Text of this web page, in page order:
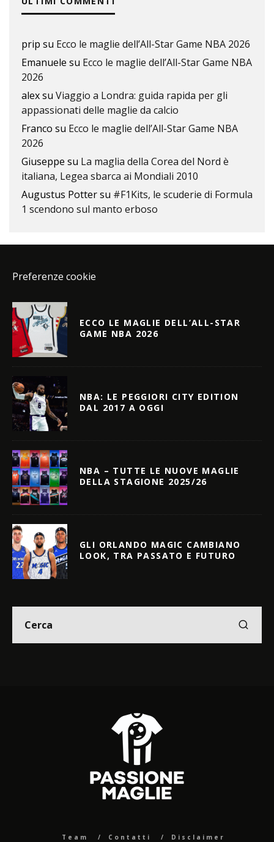
prip su Ecco le maglie dell’All-Star Game NBA 2026
Emanuele su Ecco le maglie dell’All-Star Game NBA
2026
alexsu Viaggio a Londra: guida rapida per gli
appassionati delle maglie da calcio
Franco su Ecco le maglie dell’All-Star Game NBA
2026
Giuseppe su La maglia della Corea del Nord è
italiana, Legea sbarca ai Mondiali 2010
Augustus Pottersu #F1Kits, le scuderie di Formula
1 scendono sul manto erboso
Preferenze cookie
ECCO LE MAGLIE DELL’ALL-STAR
GAME NBA 2026
NBA: LE PEGGIORI CITY EDITION
DAL 2017 A OGGI
NBA – TUTTE LE NUOVE MAGLIE
DELLA STAGIONE 2025/26
GLI ORLANDO MAGIC CAMBIANO
LOOK, TRA PASSATO E FUTURO
Team Contatti Disclaimer